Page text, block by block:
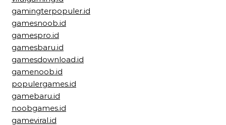
gamingterpopuler.id
gamesnoob.id
gamespro.id
gamesbaru.id
gamesdownload.id
gamenoob.id
populergames.id
gamebaru.id
noobgames.id
gameviral.id